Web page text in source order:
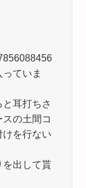
ていま
耳打ちさ
の土間コ
けを行ない
出して貰